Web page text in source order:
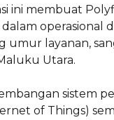
ini membuat
operasional
umur layanan,
Utara.
sistem
of Things)